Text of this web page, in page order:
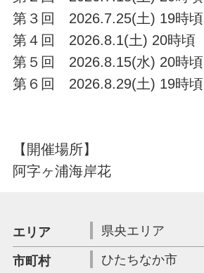
第３回 2026.7.25(土) 19時頃
第４回 2026.8.1(土) 20時頃
第５回 2026.8.15(水) 20時頃
第６回 2026.8.29(土) 19時頃
【開催場所】
阿字ヶ浦海岸花
エリア 県央エリア
市町村 ひたちなか市